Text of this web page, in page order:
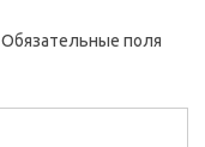
Обязательные поля